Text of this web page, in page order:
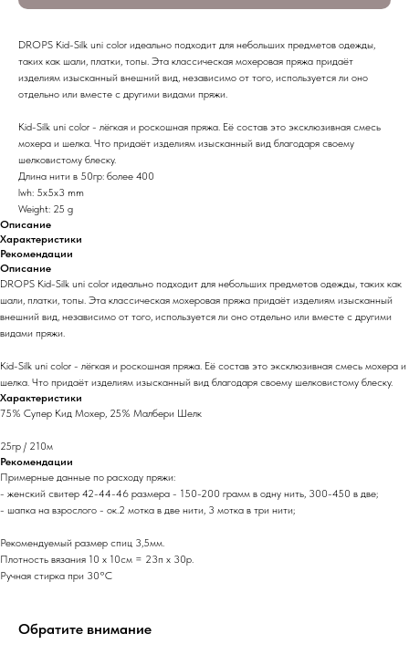
DROPS Kid-Silk uni color идеально подходит для небольших предметов одежды,
таких как шали, платки, топы. Эта классическая мохеровая пряжа придаёт
изделиям изысканный внешний вид, независимо от того, используется ли оно
отдельно или вместе с другими видами пряжи.
Kid-Silk uni color - лёгкая и роскошная пряжа. Её состав это эксклюзивная смесь
мохера и шелка. Что придаёт изделиям изысканный вид благодаря своему
шелковистому блеску.
Длина нити в 50гр: более 400
lwh: 5x5x3 mm
Weight: 25 g
Описание
Характеристики
Рекомендации
Описание
DROPS Kid-Silk uni color идеально подходит для небольших предметов одежды, таких как
шали, платки, топы. Эта классическая мохеровая пряжа придаёт изделиям изысканный
внешний вид, независимо от того, используется ли оно отдельно или вместе с другими
видами пряжи.
Kid-Silk uni color - лёгкая и роскошная пряжа. Её состав это эксклюзивная смесь мохера и
шелка. Что придаёт изделиям изысканный вид благодаря своему шелковистому блеску.
Характеристики
75% Супер Кид Мохер, 25% Малбери Шелк
​25гр / 210м
Рекомендации
Примерные данные по расходу пряжи:
- женский свитер 42-44-46 размера - 150-200 грамм в одну нить, 300-450 в две;
- шапка на взрослого - ок.2 мотка в две нити, 3 мотка в три нити;
Рекомендуемый размер спиц 3,5мм.
Плотность вязания 10 х 10см = 23п х 30р.
Ручная стирка при 30°C
Обратите внимание